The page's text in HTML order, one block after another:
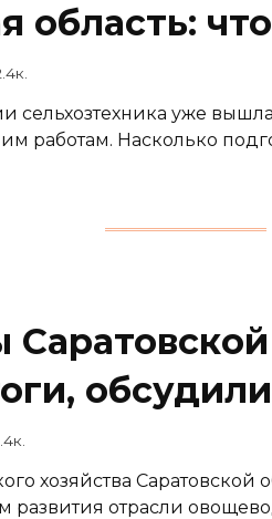
область:
сельхозтехника уже вышла
работам. Насколько
хозяйства Саратовской
развития отрасли